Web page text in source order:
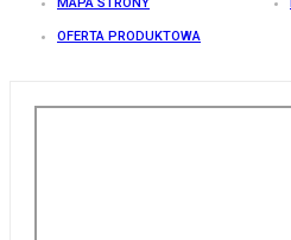
OFERTA PRODUKTOWA